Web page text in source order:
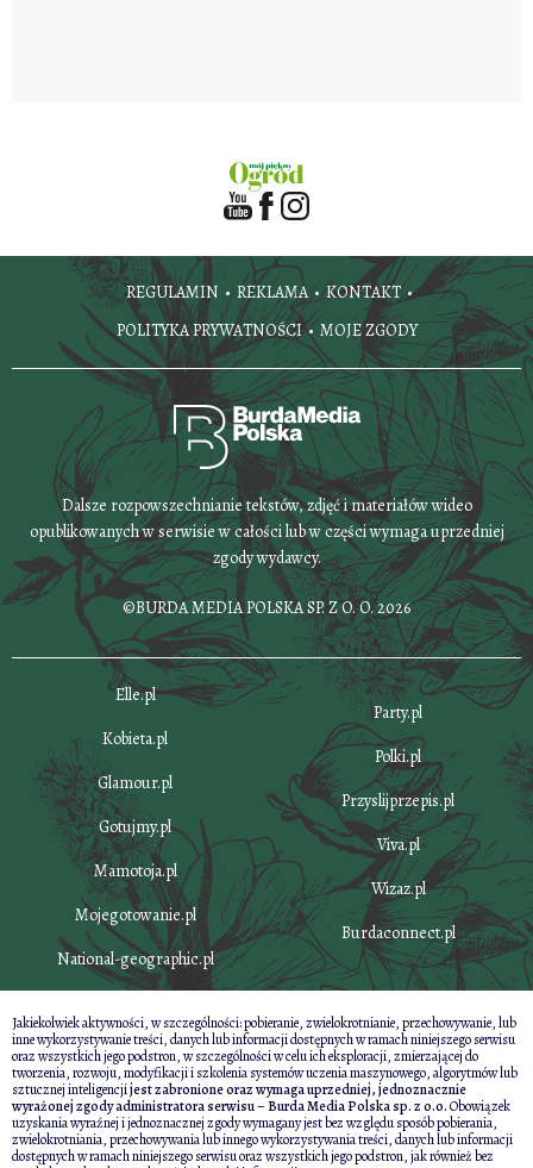
REGULAMIN REKLAMA
KONTAKT
POLITYKA PRYWATNOŚCI
MOJE ZGODY
Dalsze rozpowszechnianie tekstów, zdjęć i materiałów wideo
opublikowanych w serwisie w całości lub w części wymaga uprzedniej
zgody wydawcy.
©BURDA MEDIA POLSKA SP. Z O. O. 2026
Elle.pl
Kobieta.pl
Glamour.pl
Gotujmy.pl
Mamotoja.pl
Mojegotowanie.pl
National-geographic.pl
Party.pl
Polki.pl
Przyslijprzepis.pl
Viva.pl
Wizaz.pl
Burdaconnect.pl
Jakiekolwiek aktywności, w szczególności: pobieranie, zwielokrotnianie, przechowywanie, lub
inne wykorzystywanie treści, danych lub informacji dostępnych w ramach niniejszego serwisu
oraz wszystkich jego podstron, w szczególności w celu ich eksploracji, zmierzającej do
tworzenia, rozwoju, modyfikacji i szkolenia systemów uczenia maszynowego, algorytmów lub
sztucznej inteligencjijest zabronione oraz wymaga uprzedniej, jednoznacznie
wyrażonej zgody administratora serwisu – Burda Media Polska sp. z o.o.Obowiązek
uzyskania wyraźnej i jednoznacznej zgody wymagany jest bez względu sposób pobierania,
zwielokrotniania, przechowywania lub innego wykorzystywania treści, danych lub informacji
dostępnych w ramach niniejszego serwisu oraz wszystkich jego podstron, jak również bez